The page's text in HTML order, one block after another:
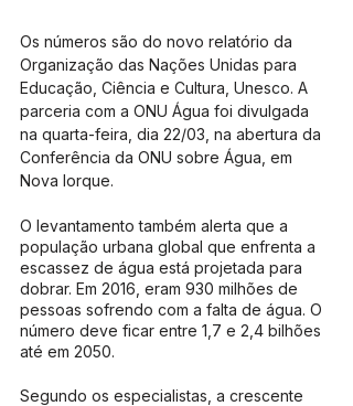
Os números são do novo relatório da
Organização das Nações Unidas para
Educação, Ciência e Cultura, Unesco. A
parceria com a ONU Água foi divulgada
na quarta-feira, dia 22/03, na abertura da
Conferência da ONU sobre Água, em
Nova Iorque.
O levantamento também alerta que a
população urbana global que enfrenta a
escassez de água está projetada para
dobrar. Em 2016, eram 930 milhões de
pessoas sofrendo com a falta de água. O
número deve ficar entre 1,7 e 2,4 bilhões
até em 2050.
Segundo os especialistas, a crescente